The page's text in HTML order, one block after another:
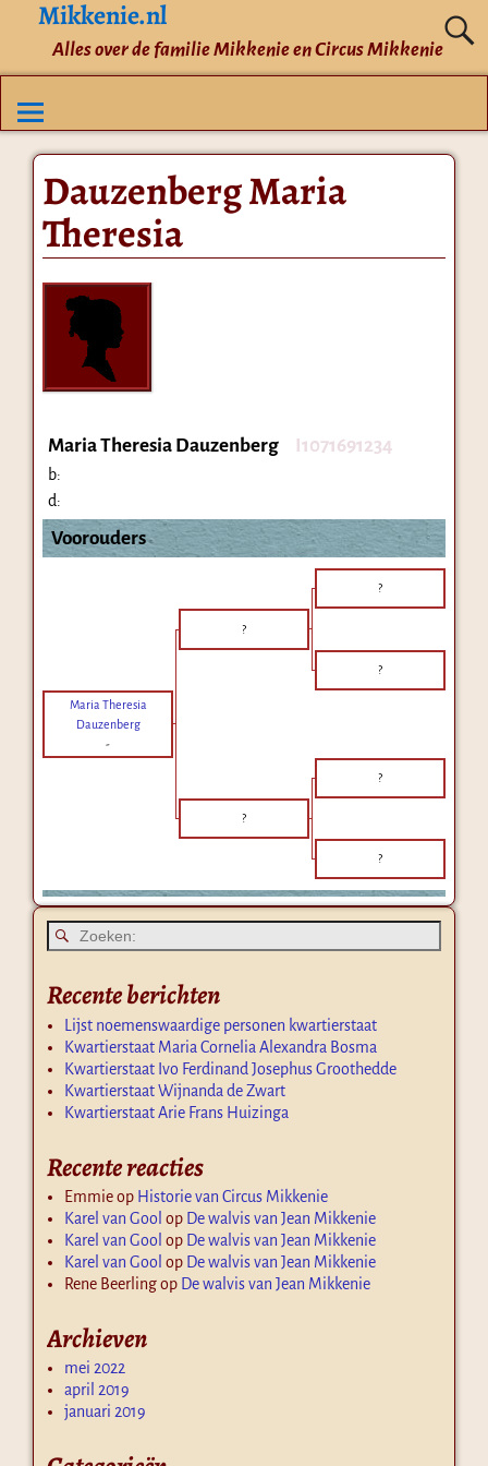
Mikkenie.nl
Alles over de familie Mikkenie en Circus Mikkenie
Dauzenberg Maria
Theresia
Maria Theresia Dauzenberg I1071691234
b:
d:
Voorouders
?
?
?
Maria Theresia
Dauzenberg
-
?
?
?
Recente berichten
Lijst noemenswaardige personen kwartierstaat
Kwartierstaat Maria Cornelia Alexandra Bosma
Kwartierstaat Ivo Ferdinand Josephus Groothedde
Kwartierstaat Wijnanda de Zwart
Kwartierstaat Arie Frans Huizinga
Recente reacties
Emmieop Historie van Circus Mikkenie
Karel van Gool op De walvis van Jean Mikkenie
Karel van Gool op De walvis van Jean Mikkenie
Karel van Gool op De walvis van Jean Mikkenie
Rene Beerlingop De walvis van Jean Mikkenie
Archieven
mei 2022
april 2019
januari 2019